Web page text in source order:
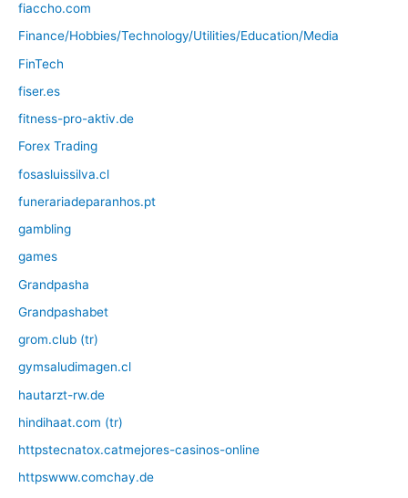
fiaccho.com
Finance/Hobbies/Technology/Utilities/Education/Media
FinTech
fiser.es
fitness-pro-aktiv.de
Forex Trading
fosasluissilva.cl
funerariadeparanhos.pt
gambling
games
Grandpasha
Grandpashabet
grom.club (tr)
gymsaludimagen.cl
hautarzt-rw.de
hindihaat.com (tr)
httpstecnatox.catmejores-casinos-online
httpswww.comchay.de